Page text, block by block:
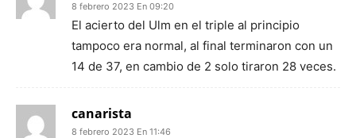
8 febrero 2023 En 09:20
El acierto del Ulm en el triple al principio
tampoco era normal, al final terminaron con un
14 de 37, en cambio de 2 solo tiraron 28 veces.
canarista
8 febrero 2023 En 11:46